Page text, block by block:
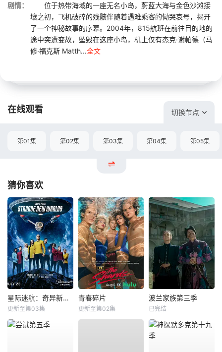
剧情：
位于热带海域的一座无名小岛，蔚蓝大海与金色沙滩接
壤之初，飞机破碎的残骸伴随着遇难乘客的恸哭哀号，揭开
了一个神秘故事的序幕。2004年，815航班在前往目的地的
途中突遭变故，坠毁在这座小岛，机上仅有杰克·谢帕德（马
修·福克斯 Matth...全文
在线观看 切换节点
第01集 第02集 第03集 第04集 第05集
猜你喜欢
星际迷航：奇异新世界第四季
更新至第03集
青春碎片
更新至第02集
波兰家族第三季
已完结